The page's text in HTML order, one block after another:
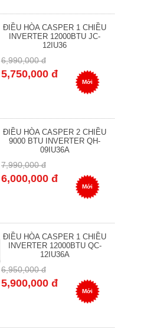
ĐIỀU HÒA CASPER 1 CHIỀU
INVERTER 12000BTU JC-
12IU36
6,990,000 đ
5,750,000 đ
Mới
ĐIỀU HÒA CASPER 2 CHIỀU
9000 BTU INVERTER QH-
09IU36A
7,990,000 đ
6,000,000 đ
Mới
ĐIỀU HÒA CASPER 1 CHIỀU
INVERTER 12000BTU QC-
12IU36A
6,950,000 đ
5,900,000 đ
Mới